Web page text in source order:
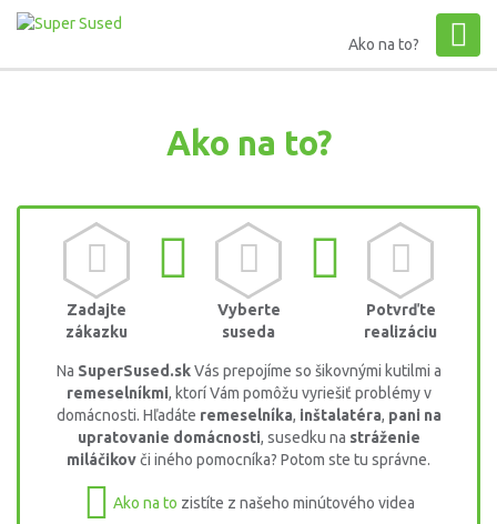
Ako na to?
Ako na to?
Zadajte
zákazku
Vyberte
suseda
Potvrďte
realizáciu
Na SuperSused.skVás prepojíme so šikovnými kutilmi a
remeselníkmi, ktorí Vám pomôžu vyriešiť problémy v
domácnosti. Hľadáte remeselníka, inštalatéra, pani na
upratovanie domácnosti, susedku na stráženie
miláčikovči iného pomocníka? Potom ste tu správne.
Ako na to zistíte z našeho minútového videa